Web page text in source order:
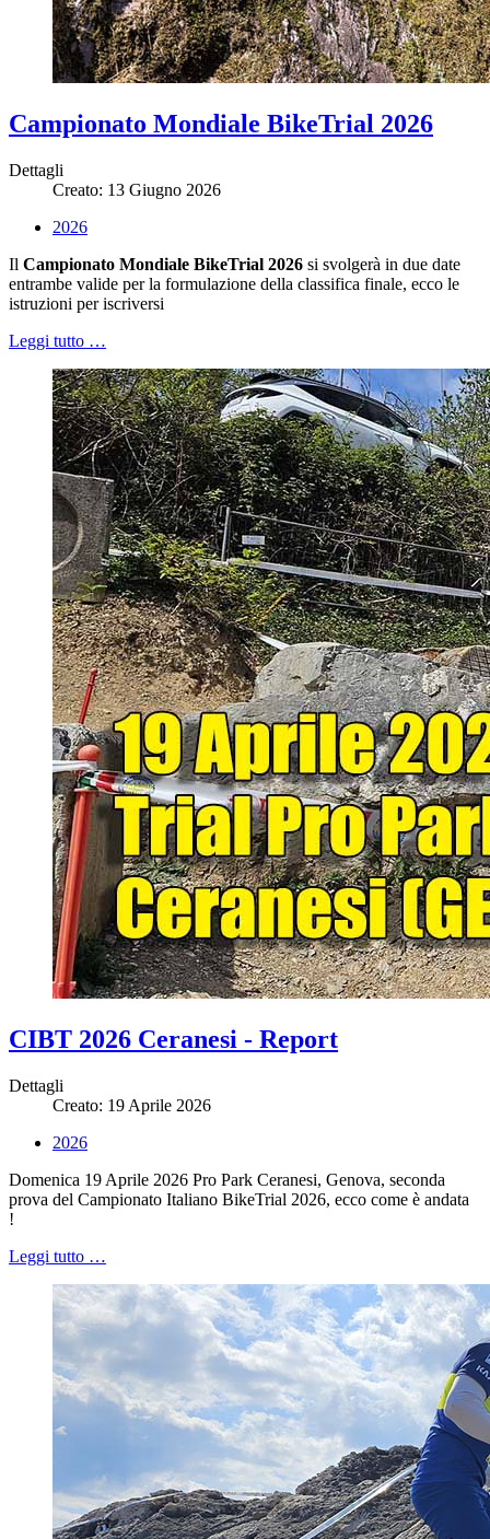
Campionato Mondiale BikeTrial 2026
Dettagli
Creato: 13 Giugno 2026
2026
Il Campionato Mondiale BikeTrial 2026 si svolgerà in due date
entrambe valide per la formulazione della classifica finale, ecco le
istruzioni per iscriversi
Leggi tutto …
CIBT 2026 Ceranesi - Report
Dettagli
Creato: 19 Aprile 2026
2026
Domenica 19 Aprile 2026 Pro Park Ceranesi, Genova, seconda
prova del Campionato Italiano BikeTrial 2026, ecco come è andata
!
Leggi tutto …